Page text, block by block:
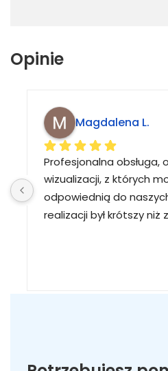
Opinie
Magdalena L.
Profesjonalna obsługa,
wizualizacji, z których
odpowiednią do
realizacji był krótszy niż